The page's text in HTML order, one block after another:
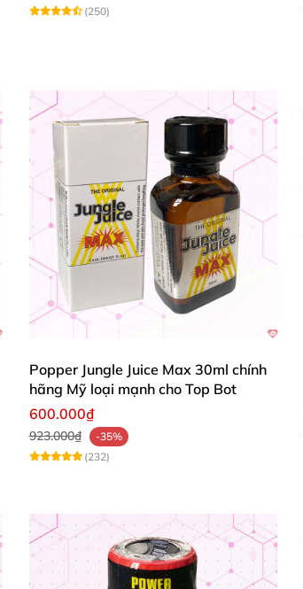
(250)
Popper Jungle Juice Max 30ml chính
hãng Mỹ loại mạnh cho Top Bot
600.000₫
923.000₫
-35%
(232)